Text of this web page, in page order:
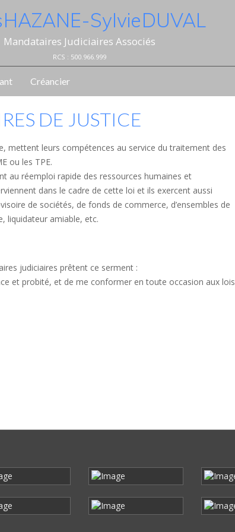
HAZANE - Sylvie DUVAL
Mandataires Judiciaires Associés
RCS : 500.966.999
Créancier
DE JUSTICE
mettent leurs compétences au service du traitement des
ou les TPE.
au réemploi rapide des ressources humaines et
dans le cadre de cette loi et ils exercent aussi
de sociétés, de fonds de commerce, d’ensembles de
liquidateur amiable, etc.
judiciaires prêtent ce serment :
et probité, et de me conformer en toute occasion aux lois